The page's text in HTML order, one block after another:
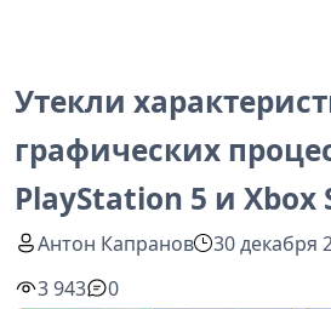
Утекли
графических
PlayStation 5 и Xbox
Антон Капранов
30 декабря
3 943
0